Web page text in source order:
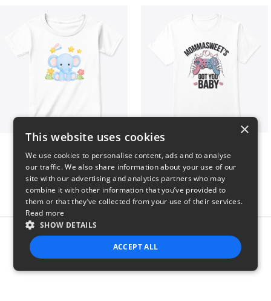
$28 $21
Report this product
×
This website uses cookies
We use cookies to personalise content, ads and to analyse
our traffic. We also share information about your use of our
site with our advertising and analytics partners who may
combine it with other information that you’ve provided to
them or that they’ve collected from your use of their services.
Read more
SHOW DETAILS
ACCEPT ALL
STRICTLY NECESSARY PERFORMANCE